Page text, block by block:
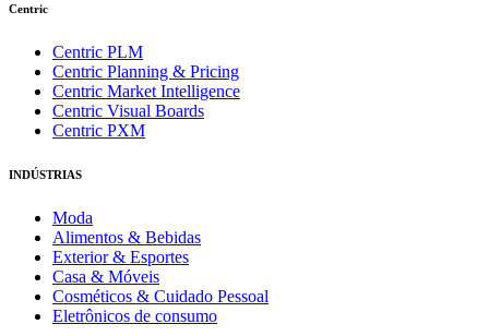
Centric
Centric PLM
Centric Planning & Pricing
Centric Market Intelligence
Centric Visual Boards
Centric PXM
INDÚSTRIAS
Moda
Alimentos & Bebidas
Exterior & Esportes
Casa & Móveis
Cosméticos & Cuidado Pessoal
Eletrônicos de consumo